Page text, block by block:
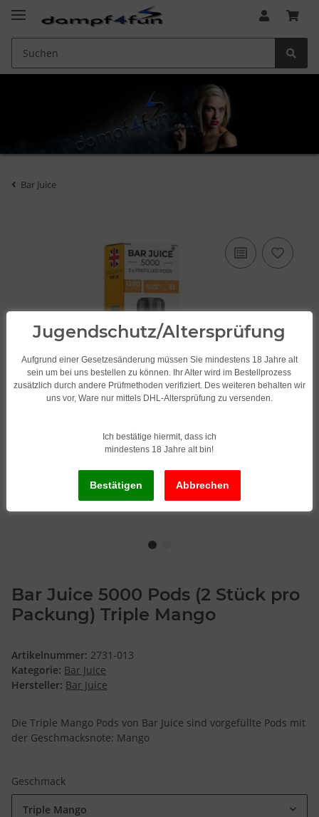
Bar Juice
Bar Juice 5000 Pods (2 Stück pro
Packung) Triple Mango
Artikelnummer: 2731-013
Kategorie: Bar Juice
Hersteller: Bar Juice
Die Triple Mango Pods von Bar Juice sind vorgefüllte Pods mit
der Geschmacksnote: Mango
Geschmack
Triple Mango
Jugendschutz/Altersprüfung
Aufgrund einer Gesetzesänderung müssen Sie mindestens 18 Jahre alt
sein um bei uns bestellen zu können. Ihr Alter wird im Bestellprozess
zusätzlich durch andere Prüfmethoden verifiziert. Des weiteren behalten wir
uns vor, Ware nur mittels DHL-Altersprüfung zu versenden.
Ich bestätige hiermit, dass ich
mindestens 18 Jahre alt bin!